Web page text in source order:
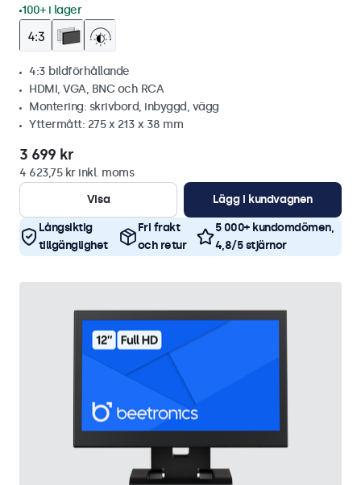
100+ i lager
4:3 bildförhållande
HDMI, VGA, BNC och RCA
Montering: skrivbord, inbyggd, vägg
Yttermått: 275 x 213 x 38 mm
3 699 kr
4 623,75 kr inkl. moms
Visa
Lägg i kundvagnen
Långsiktig
tillgänglighet
Fri frakt
och retur
5 000+ kundomdömen,
4,8/5 stjärnor